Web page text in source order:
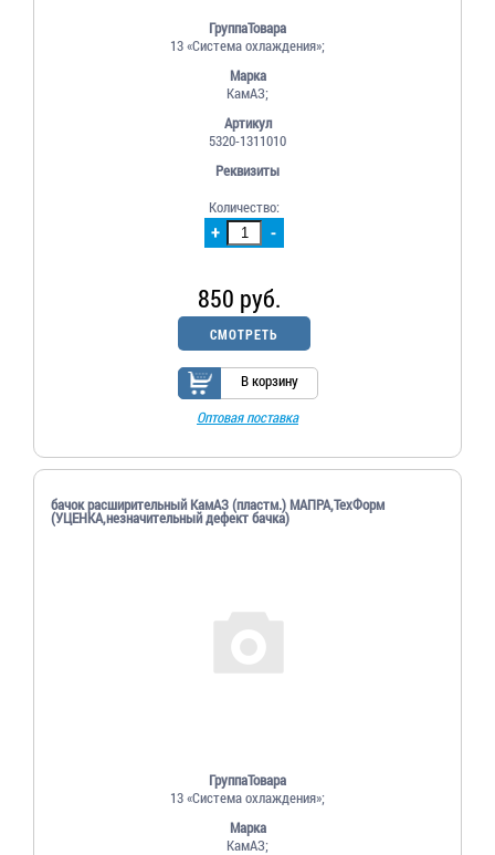
ГруппаТовара
13 «Система охлаждения»;
Марка
КамАЗ;
Артикул
5320-1311010
Реквизиты
+ -
Количество:
850 руб.
СМОТРЕТЬ
В корзину
Оптовая поставка
бачок расширительный КамАЗ (пластм.) МАПРА,ТехФорм
(УЦЕНКА,незначительный дефект бачка)
ГруппаТовара
13 «Система охлаждения»;
Марка
КамАЗ;